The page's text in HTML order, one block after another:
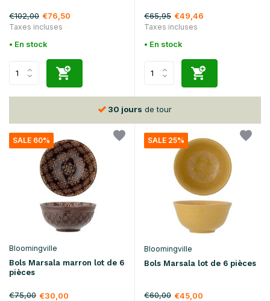
€102,00 €76,50
Taxes incluses
• En stock
€65,95 €49,46
Taxes incluses
• En stock
30 jours de tour
SALE 60%
Bloomingville
Bols Marsala marron lot de 6
pièces
€75,00 €30,00
SALE 25%
Bloomingville
Bols Marsala lot de 6 pièces
€60,00 €45,00